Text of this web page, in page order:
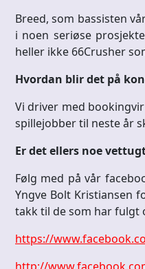
Breed, som bassisten
i noen seriøse
heller ikke 66Crusher
Hvordan blir det på
Vi driver med
spillejobber til neste år
Er det ellers noe
Følg med på vår
Yngve Bolt Kristiansen
takk til de som har fulgt
https://